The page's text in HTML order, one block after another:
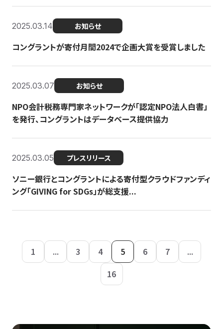
2025.03.14 お知らせ
コングラントが寄付月間2024で企画大賞を受賞しました
2025.03.07 お知らせ
NPO会計税務専門家ネットワークが「認定NPO法人白書」
を発行、コングラントはデータベース提供協力
2025.03.05 プレスリリース
ソニー銀行とコングラントによる寄付型クラウドファンディ
ング「GIVING for SDGs」が総支援...
1 ... 3 4 5 6 7
...
16